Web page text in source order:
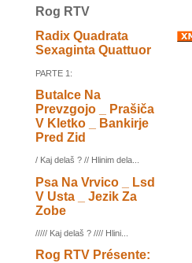
Rog RTV
Radix Quadrata
Sexaginta Quattuor
PARTE 1:
Butalce Na
Prevzgojo _ Prašiča
V Kletko _ Bankirje
Pred Zid
/ Kaj delaš ? // Hlinim dela...
Psa Na Vrvico _ Lsd
V Usta _ Jezik Za
Zobe
///// Kaj delaš ? //// Hlini...
Rog RTV Présente: